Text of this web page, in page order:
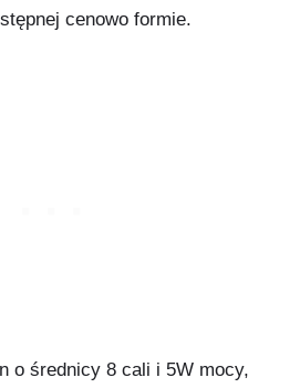
cenowo formie.
o średnicy 8 cali i 5W mocy,